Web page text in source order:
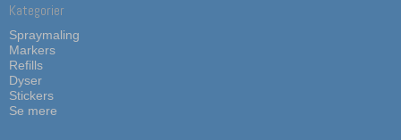
Kategorier
Spraymaling
Markers
Refills
Dyser
Stickers
Se mere